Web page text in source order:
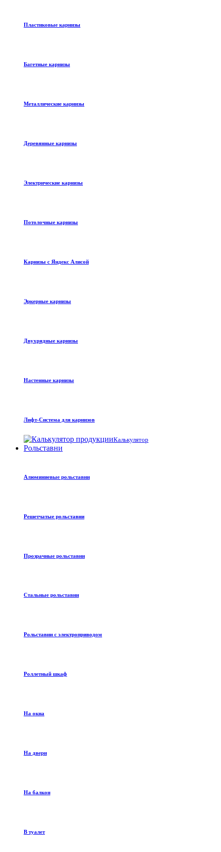
Пластиковые карнизы
Багетные карнизы
Металлические карнизы
Деревянные карнизы
Электрические карнизы
Потолочные карнизы
Карнизы с Яндекс Алисой
Эркерные карнизы
Двухрядные карнизы
Настенные карнизы
Лифт-Система для карнизов
Калькулятор
Рольставни
Алюминиевые рольставни
Решетчатые рольставни
Прозрачные рольставни
Стальные рольставни
Рольставни с электроприводом
Роллетный шкаф
На окна
На двери
На балкон
В туалет